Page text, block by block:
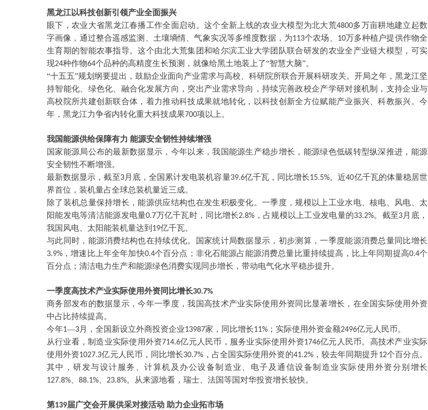
黑龙江以科技创新引领产业全面振兴
眼下，农业大省黑龙江春播工作全面启动。这个全新上线的农业大模型为北大荒4800多万亩耕地建立起数
字画像，通过整合遥感监测、土壤墒情、气象实况等多维度数据，为113个农场、 10万多种植户提供作物全
生育期的智能农事指导。这个由北大荒集团和哈尔滨工业大学团队联合研发的农业全产业链大模型，可实
现24种作物64个品种的高精度生长预测，就像给黑土地装上了“智慧大脑”。
“十五五”规划纲要提出，鼓励企业面向产业需求与高校、科研院所联合开展科研攻关。开局之年，黑龙江坚
持智能化、绿色化、融合化发展方向，突出产业需求导向，持续完善政校企产学研对接机制，支持企业与
高校院所共建创新联合体，着力推动科技成果就地转化，以科技创新全方位赋能产业振兴、科教振兴。今
年，黑龙江力争省内转化重大科技成果700项以上。
我国能源供给保障有力 能源安全韧性持续增强
国家能源局公布的最新数据显示，今年以来，我国能源生产稳步增长，能源绿色低碳转型纵深推进，能源
安全韧性不断增强。
最新数据显示，截至3月底，全国累计发电装机容量39.6亿千瓦，同比增长15.5%。近40亿千瓦的体量稳居世
界首位，装机量占全球总装机量近三成。
除了装机总量保持增长，能源供应结构也在发生积极变化。一季度，规模以上工业水电、核电、风电、太
阳能发电等清洁能源发电量0.7万亿千瓦时，同比增长2.8% ，占规模以上工业发电量的33.2%。截至3月底，
我国风电、太阳能装机量达到 19亿千瓦。
与此同时，能源消费结构也在持续优化。国家统计局数据显示，初步测算，一季度能源消费总量同比增长
3.9% ，增速比上年全年加快0.4个百分点；非化石能源占能源消费总量比重持续提高，比上年同期提高0.4个
百分点；清洁电力生产和能源绿色消费实现同步增长，带动电气化水平稳步提升。
一季度高技术产业实际使用外资同比增长30.7%
商务部发布的数据显示，今年一季度，我国高技术产业实际使用外资同比显著增长，在全国实际使用外资
中占比持续提高。
今年1—3月，全国新设立外商投资企业13987家，同比增长11% ；实际使用外资金额2496亿元人民币。
从行业看，制造业实际使用外资714.6亿元人民币，服务业实际使用外资1746亿元人民币。高技术产业实际
使用外资1027.3亿元人民币，同比增长30.7% ，占全国实际使用外资的41.2%，较去年同期提升12个百分点。
其中，研发与设计服务、计算机及办公设备制造业、电子及通信设备制造业实际使用外资分别增长
127.8% 88.1% 23.8%。从来源地看，瑞士、法国等国对华投资增长较快。
第139届广交会开展供采对接活动 助力企业拓市场